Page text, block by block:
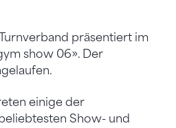
präsentiert im
show 06». Der
einige der
Show- und